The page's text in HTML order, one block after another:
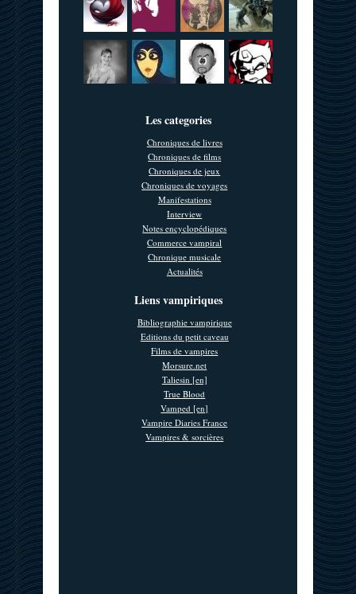
Les categories
Chroniques de livres
Chroniques de films
Chroniques de jeux
Chroniques de voyages
Manifestations
Interview
Notes encyclopédiques
Commerce vampiral
Chronique musicale
Actualités
Liens vampiriques
Bibliographie vampirique
Editions du petit caveau
Films de vampires
Morsure.net
Taliesin [en]
True Blood
Vamped [en]
Vampire Diaries France
Vampires & sorcières